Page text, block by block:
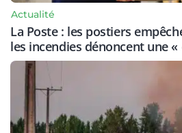
Actualité
La Poste : les postiers
les incendies dénoncent une